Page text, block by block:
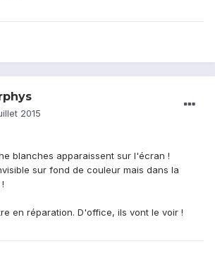
2015
blanches apparaissent sur l'écran !
sur fond de couleur mais dans la
en réparation. D'office, ils vont le voir !